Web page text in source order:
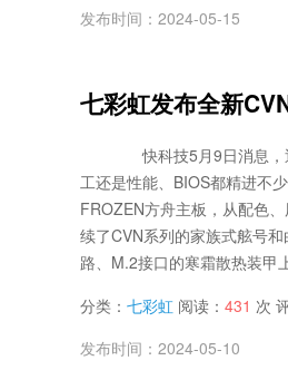
发布时间：2024-05-15
七彩虹发布全新
快科技5月9日消息，
工还是性能、BIOS都精进不
FROZEN方舟主板，从配色
续了CVN系列的家族式舷号
路、M.2接口的寒霜散热装甲
分类： 七彩虹 阅读： 431 次
发布时间：2024-05-10